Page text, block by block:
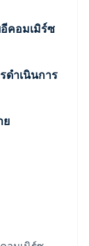
คอมเมิร์ซ
ำเนินการ
กันเอง
ายหลาย
ย